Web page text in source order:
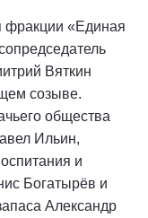
фракции «Единая
Вяткин
созыве.
общества
Ильин,
и
Богатырёв и
Александр